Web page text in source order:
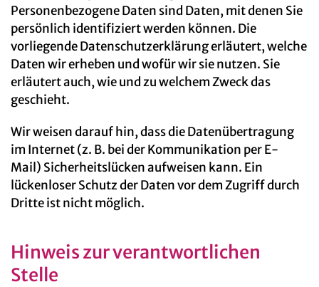
Personenbezogene Daten sind Daten, mit denen Sie
persönlich identifiziert werden können. Die
vorliegende Datenschutzerklärung erläutert, welche
Daten wir erheben und wofür wir sie nutzen. Sie
erläutert auch, wie und zu welchem Zweck das
geschieht.
Wir weisen darauf hin, dass die Datenübertragung
im Internet (z. B. bei der Kommunikation per E-
Mail) Sicherheitslücken aufweisen kann. Ein
lückenloser Schutz der Daten vor dem Zugriff durch
Dritte ist nicht möglich.
Hinweis zur verantwortlichen
Stelle